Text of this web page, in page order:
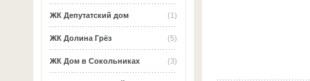
(1)
ЖК Депутатский дом
(5)
ЖК Долина Грёз
(3)
ЖК Дом в Сокольниках